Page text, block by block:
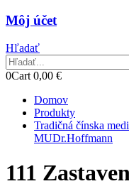
Môj účet
Hľadať
0Cart 0,00 €
Domov
Produkty
Tradičná čínska
MUDr.Hoffmann
111